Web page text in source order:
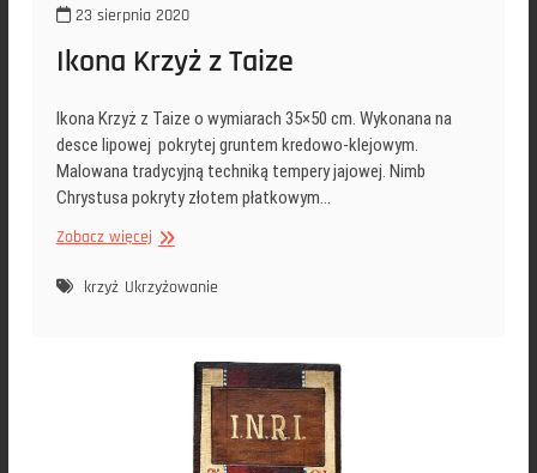
23 sierpnia 2020
Ikona Krzyż z Taize
Ikona Krzyż z Taize o wymiarach 35×50 cm. Wykonana na
desce lipowej pokrytej gruntem kredowo-klejowym.
Malowana tradycyjną techniką tempery jajowej. Nimb
Chrystusa pokryty złotem płatkowym…
Zobacz więcejIkona
z
krzyż Ukrzyżowanie